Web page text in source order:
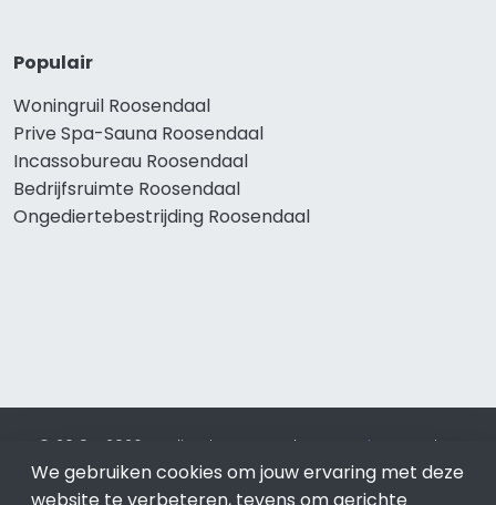
Populair
Woningruil Roosendaal
Prive Spa-Sauna Roosendaal
Incassobureau Roosendaal
Bedrijfsruimte Roosendaal
Ongediertebestrijding Roosendaal
© 2019 - 2026 Realisatie en SEO door SEO-bureau
Lion
Internet. Betaal alleen voor bewezen resultaten?SEO
optimalisatie No Cure No Pay.Roosendaalis onderdeel van
We gebruiken cookies om jouw ervaring met deze